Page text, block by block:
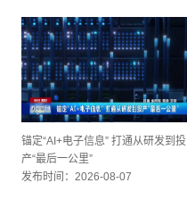
锚定“AI+电子信息” 打通从研发到投
产“最后一公里”
发布时间：2026-08-07